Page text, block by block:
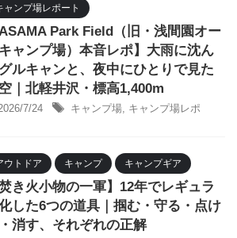
ャンプ場レポート
ASAMA Park Field（旧・浅間園オー
キャンプ場）本音レポ】大雨に沈ん
ルキャンと、夜中にひとりで見た
｜北軽井沢・標高1,400m
7/24 キャンプ場, キャンプ場レポ
ウトドア キャンプ キャンプギア
焚き火小物の一軍】12年でレギュラ
した6つの道具｜掴む・守る・点け
消す、それぞれの正解